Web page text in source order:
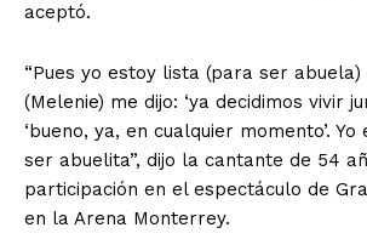
aceptó.
“Pues yo estoy lista (para ser abuela)
(Melenie) me dijo: ‘ya decidimos vivir
‘bueno, ya, en cualquier momento’. Yo
ser abuelita”, dijo la cantante de 54
participación en el espectáculo de
en la Arena Monterrey.